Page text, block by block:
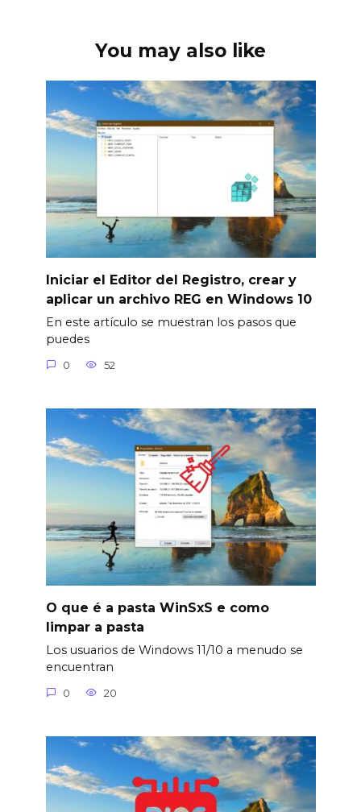
You may also like
Iniciar el Editor del Registro, crear y
aplicar un archivo REG en Windows 10
En este artículo se muestran los pasos que
puedes
0 52
O que é a pasta WinSxS e como
limpar a pasta
Los usuarios de Windows 11/10 a menudo se
encuentran
0 20